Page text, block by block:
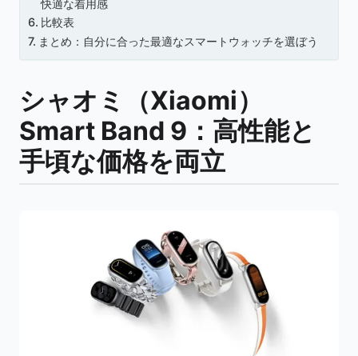
快適な着用感
比較表
まとめ：自分に合った最適なスマートウォッチを選ぼう
シャオミ（Xiaomi）
Smart Band 9：高性能と
手頃な価格を両立